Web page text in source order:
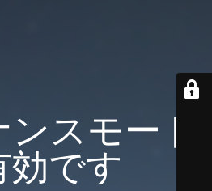
スモード
効です